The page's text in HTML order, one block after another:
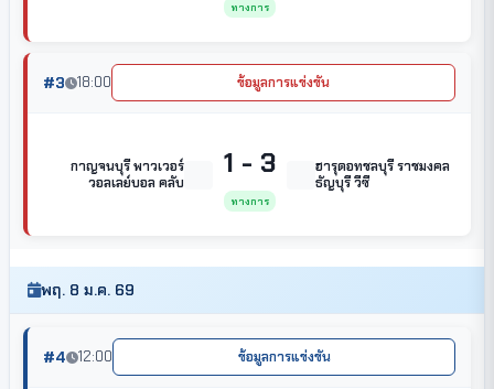
ทางการ
#3 18:00 ข้อมูลการแข่งขัน
กาญจนบุรี พาวเวอร์
วอลเลย์บอล คลับ
1 - 3
ทางการ
ฮารุดอทชลบุรี ราชมงคล
ธัญบุรี วีซี
พฤ. 8 ม.ค. 69
#4 12:00 ข้อมูลการแข่งขัน